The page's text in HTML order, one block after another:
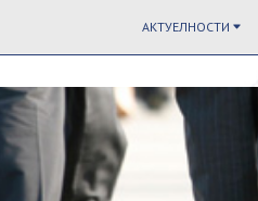
АКТУЕЛНОСТИ